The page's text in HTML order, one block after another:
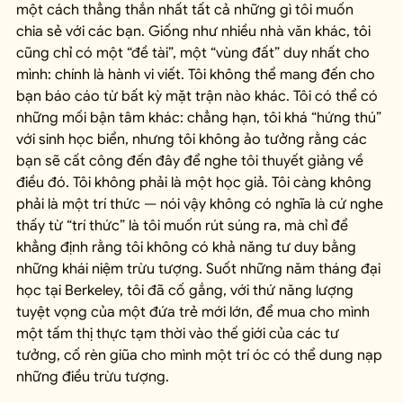
một cách thẳng thắn nhất tất cả những gì tôi muốn
chia sẻ với các bạn. Giống như nhiều nhà văn khác, tôi
cũng chỉ có một “đề tài”, một “vùng đất” duy nhất cho
mình: chính là hành vi viết. Tôi không thể mang đến cho
bạn báo cáo từ bất kỳ mặt trận nào khác. Tôi có thể có
những mối bận tâm khác: chẳng hạn, tôi khá “hứng thú”
với sinh học biển, nhưng tôi không ảo tưởng rằng các
bạn sẽ cất công đến đây để nghe tôi thuyết giảng về
điều đó. Tôi không phải là một học giả. Tôi càng không
phải là một trí thức — nói vậy không có nghĩa là cứ nghe
thấy từ “trí thức” là tôi muốn rút súng ra, mà chỉ để
khẳng định rằng tôi không có khả năng tư duy bằng
những khái niệm trừu tượng. Suốt những năm tháng đại
học tại Berkeley, tôi đã cố gắng, với thứ năng lượng
tuyệt vọng của một đứa trẻ mới lớn, để mua cho mình
một tấm thị thực tạm thời vào thế giới của các tư
tưởng, cố rèn giũa cho mình một trí óc có thể dung nạp
những điều trừu tượng.